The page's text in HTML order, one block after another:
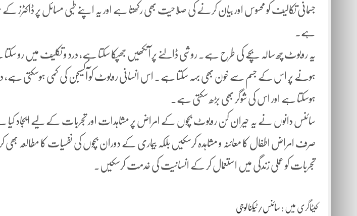
جسمانی تکالیف کو محسوس اور بیان کرنے کی صلاحیت بھی رکھتا ہے اور یہ اپنے طبی مسائل پر ڈاکٹرز کے
ہے۔
یہ روبوٹ چھ سالہ بچے کی طرح ہے۔ روشی ڈالنے پر آنکھیں جھپکا سکتا ہے، درد و تکلیف میں رو
ہونے پر اس کے جسم سے خون بھی بہہ سکتا ہے۔ اس انسانی روبوٹ کو آکسیجن کی کمی ہوسکتی ہے،
ہوسکتا ہے اور اس کی شوگر بھی بڑھ سکتی ہے۔
سائنس دانوں نے یہ حیران کن روبوٹ بچوں کے امراض پر مشاہدات اور تجربات کے لیے ایجاد کیا ہے
صرف امراض اطفال کا معائنہ و مشاہدہ کرسکیں بلکہ بیماری کے دوران بچوں کی نفسیات کا مطالعہ
تجربات کو عملی زندگی میں استعمال کر کے انسانیت کی خدمت کرسکیں۔
کیٹاگری میں : سائنس/ٹیکنالوجی